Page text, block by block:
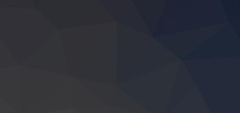
poziv za podršku ženskom poduzetništvu: Osigurano 1,22